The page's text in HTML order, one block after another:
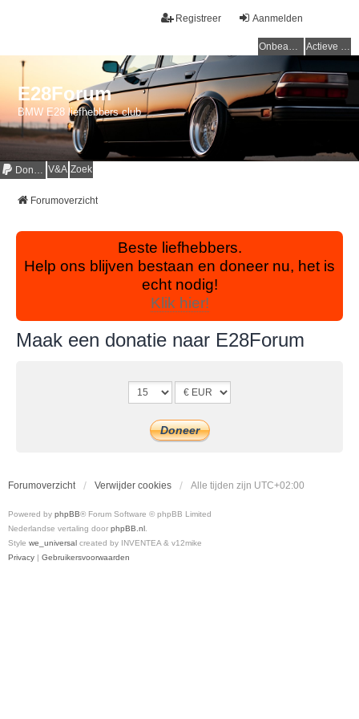
Aanmelden
Registreer
Onbeantwoorde onderwerpen Actieve onderwerpen
E28Forum
BMW E28 liefhebbers club
Donaties V&A Zoek
Forumoverzicht
Beste liefhebbers.
Help ons blijven bestaan en doneer nu, het is
echt nodig!
Klik hier!
Maak een donatie naar E28Forum
Forumoverzicht Verwijder cookies Alle tijden zijn UTC+02:00
Powered by phpBB® Forum Software © phpBB Limited
Nederlandse vertaling door phpBB.nl
Style we_universal created by INVENTEA & v12mike
Privacy | Gebruikersvoorwaarden